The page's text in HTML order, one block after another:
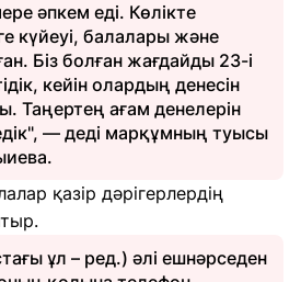
әпкем еді. Көлікте
күйеуі, балалары және
Біз болған жағдайды 23-і
кейін олардың денесін
Таңертең ағам денелерін
— деді марқұмның туысы
қазір дәрігерлердің
ұл – ред.) әлі ешнәрседен